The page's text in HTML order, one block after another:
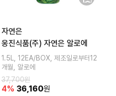
자연은
웅진식품(주) 자연은 알로에
1.5L, 12EA/BOX, 제조일로부터12
개월, 알로에
37,700원
4% 36,160원